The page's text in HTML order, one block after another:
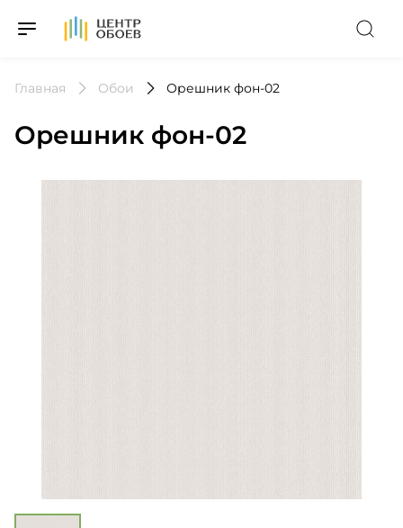
На Главную
Главная Обои Орешник фон-02
Орешник фон-02